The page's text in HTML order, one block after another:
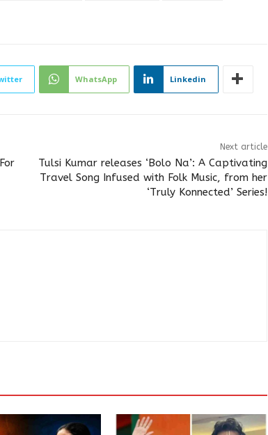
WhatsApp Linkedin
Next article
Tulsi Kumar releases ‘Bolo Na’: A Captivating
Travel Song Infused with Folk Music, from her
‘Truly Konnected’ Series!